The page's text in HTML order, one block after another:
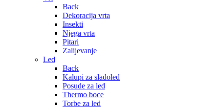
Back
Dekoracija vrta
Insekti
Njega vrta
Pitari
Zalijevanje
Led
Back
Kalupi za sladoled
Posude za led
Thermo boce
Torbe za led